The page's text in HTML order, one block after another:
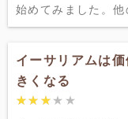
始めてみました。
イーサリアムは
きくなる
★★★★★
★★★★★